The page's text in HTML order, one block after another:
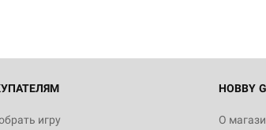
игру
HOBBY
О
Белая
12